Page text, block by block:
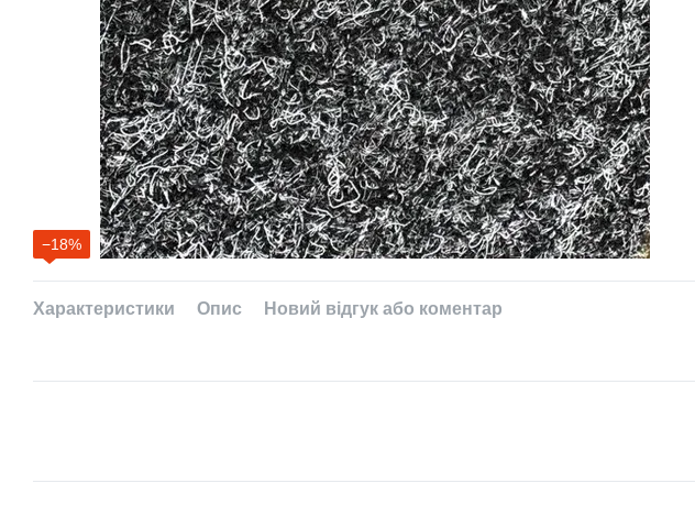
−18%
Характеристики Опис Новий відгук або коментар